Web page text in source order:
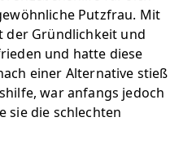
Putzfrau. Mit
der Gründlichkeit und
und hatte diese
einer Alternative stieß
war anfangs jedoch
sie die schlechten